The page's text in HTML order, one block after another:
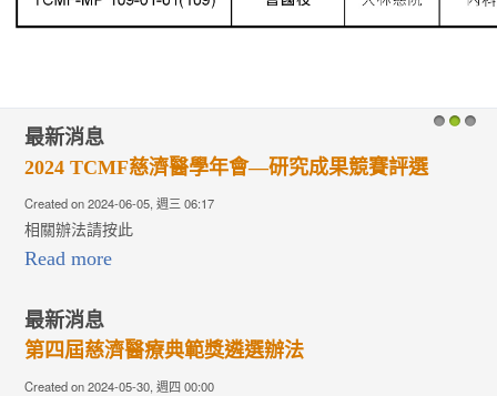
最新消息
2024 TCMF慈濟醫學年會—研究成果競賽評選
Created on 2024-06-05, 週三 06:17
相關辦法請按此
Read more
最新消息
第四屆慈濟醫療典範獎遴選辦法
Created on 2024-05-30, 週四 00:00